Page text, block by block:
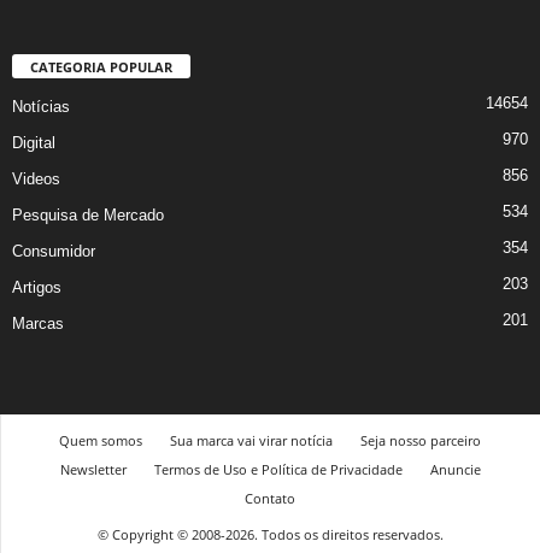
CATEGORIA POPULAR
Notícias 14654
Digital 970
Videos 856
Pesquisa de Mercado 534
Consumidor 354
Artigos 203
Marcas 201
Quem somos Sua marca vai virar notícia
Seja nosso parceiro
Newsletter
Termos de Uso e Política de Privacidade
Anuncie
Contato
© Copyright © 2008-2026. Todos os direitos reservados.